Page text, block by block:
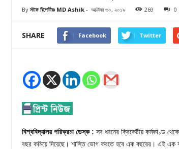
By স্টাফ রিপোর্টারঃ MD Ashik - অক্টোবর ৩০, ২০১৯ 269 0
SHARE Facebook Twitter
বিশ্ববিদ্যালয় পরিক্রমা ডেস্ক : সব ধরনের ক্রিকেটীয় কর্মকাণ্ড
বছর কমিয়ে দিয়েছে। শাস্তি ভোগ করতে হবে এক বছরের। এই এক